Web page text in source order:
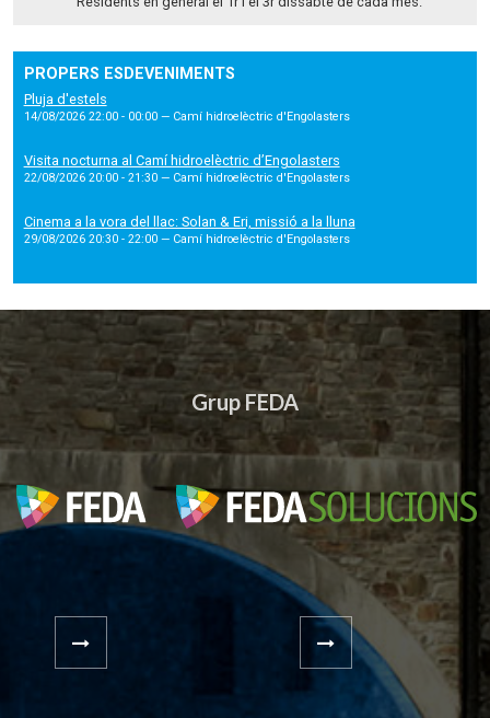
PROPERS ESDEVENIMENTS
Pluja d'estels
14/08/2026 22:00 - 00:00 — Camí hidroelèctric d'Engolasters
Visita nocturna al Camí hidroelèctric d’Engolasters
22/08/2026 20:00 - 21:30 — Camí hidroelèctric d'Engolasters
Cinema a la vora del llac: Solan & Eri, missió a la lluna
29/08/2026 20:30 - 22:00 — Camí hidroelèctric d'Engolasters
Grup FEDA